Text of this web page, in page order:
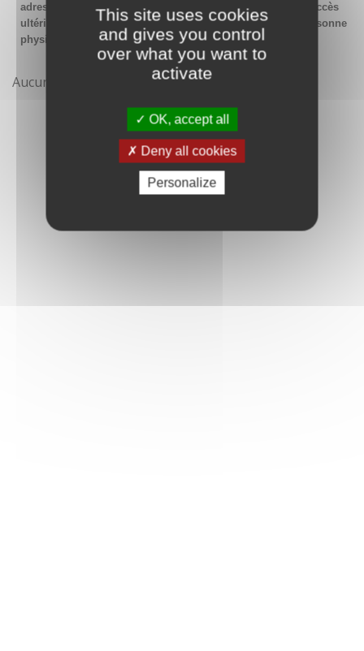
This site uses cookies
and gives you control
over what you want to
activate
OK, accept all
Deny all cookies
Personalize
adresse email générique de l'organisme afin de garantir l'accès
ultérieur au compte même en cas de changement de la personne
physique gestionnaire.
Aucune démarche pour le moment